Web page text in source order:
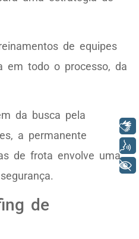
de equipes
em todo o processo, da
da busca pela
a permanente
de frota envolve uma
de